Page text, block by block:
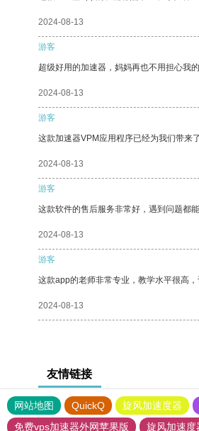
2024-08-13
游客
超级好用的加速器，妈妈再也不用担心我
2024-08-13
游客
这款加速器VPM应用程序已经为我们带来
2024-08-13
游客
这款软件的售后服务非常好，遇到问题都能
2024-08-13
游客
这款app的老师非常专业，教学水平很高，
2024-08-13
友情链接
网站地图 QuickQ 旋风加速度器
免费vps加速器外网苹果版
旋风加速度